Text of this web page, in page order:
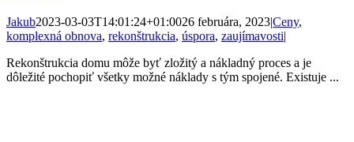
Jakub2023-03-03T14:01:24+01:0026 februára, 2023|Ceny,
komplexná obnova, rekonštrukcia, úspora, zaujímavosti|
Rekonštrukcia domu môže byť zložitý a nákladný proces a je
dôležité pochopiť všetky možné náklady s tým spojené. Existuje ...